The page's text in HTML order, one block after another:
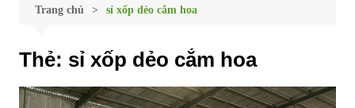
Trang chủ sỉ xốp dẻo cắm hoa
Thẻ: sỉ xốp dẻo cắm hoa